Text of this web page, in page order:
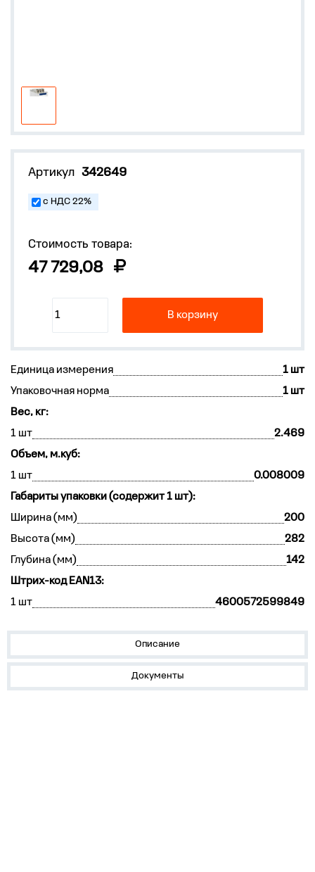
Артикул 342649
с НДС 22%
Стоимость товара:
47 729,08
В корзину
Единица измерения
1 шт
Упаковочная норма
1 шт
Вес, кг:
1 шт
2.469
Объем, м.куб:
1 шт
0.008009
Габариты упаковки (содержит 1 шт):
Ширина (мм)
200
Высота (мм)
282
Глубина (мм)
142
Штрих-код EAN13:
1 шт
4600572599849
Описание
Документы